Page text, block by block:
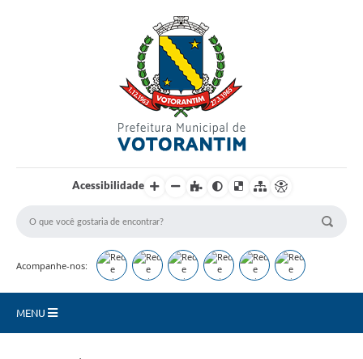
Acessibilidade
Acompanhe-nos:
MENU